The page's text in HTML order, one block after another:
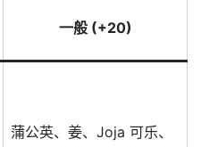
一般 (+20)
蒲公英、姜、Joja 可乐、